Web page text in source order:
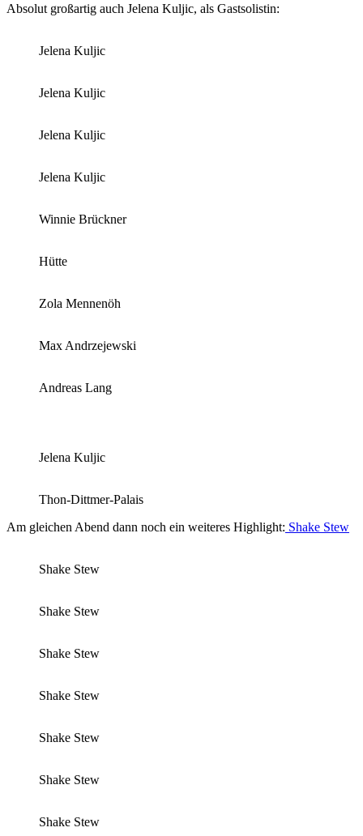
Absolut großartig auch Jelena Kuljic, als Gastsolistin:
Jelena Kuljic
Jelena Kuljic
Jelena Kuljic
Jelena Kuljic
Winnie Brückner
Hütte
Zola Mennenöh
Max Andrzejewski
Andreas Lang
Jelena Kuljic
Thon-Dittmer-Palais
Am gleichen Abend dann noch ein weiteres Highlight: Shake Stew
Shake Stew
Shake Stew
Shake Stew
Shake Stew
Shake Stew
Shake Stew
Shake Stew